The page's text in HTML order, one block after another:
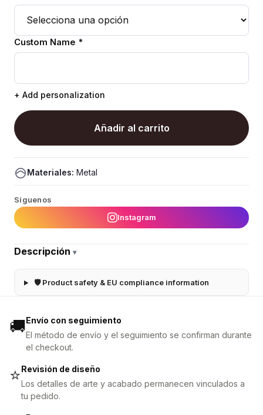
Custom Name *
+ Add personalization
Añadir al carrito
Materiales: Metal
Síguenos
Instagram
Descripción ▾
🛡 Product safety & EU compliance information
🚚Envío con seguimiento
El método de envío y el seguimiento se confirman durante
el checkout.
⭐Revisión de diseño
Los detalles de arte y acabado permanecen vinculados a
tu pedido.